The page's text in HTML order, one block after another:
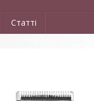
Статті